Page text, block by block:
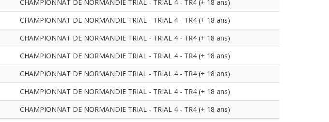
CHAMPIONNAT DE NORMANDIE TRIAL - TRIAL 4 - TR4 (+ 18 ans)
CHAMPIONNAT DE NORMANDIE TRIAL - TRIAL 4 - TR4 (+ 18 ans)
CHAMPIONNAT DE NORMANDIE TRIAL - TRIAL 4 - TR4 (+ 18 ans)
CHAMPIONNAT DE NORMANDIE TRIAL - TRIAL 4 - TR4 (+ 18 ans)
CHAMPIONNAT DE NORMANDIE TRIAL - TRIAL 4 - TR4 (+ 18 ans)
CHAMPIONNAT DE NORMANDIE TRIAL - TRIAL 4 - TR4 (+ 18 ans)
CHAMPIONNAT DE NORMANDIE TRIAL - TRIAL 4 - TR4 (+ 18 ans)